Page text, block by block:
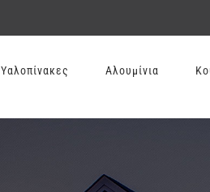
Υαλοπίνακες Αλουμίνια